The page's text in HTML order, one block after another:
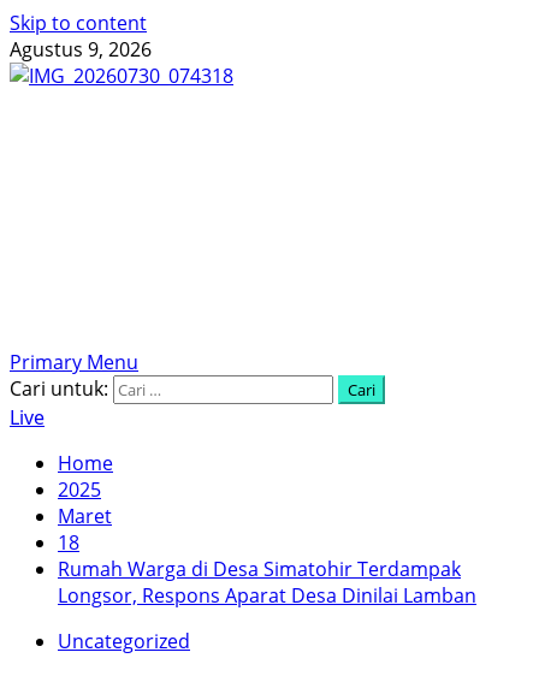
Skip to content
Agustus 9, 2026
Primary Menu
Cari untuk:
Live
Home
2025
Maret
18
Rumah Warga di Desa Simatohir Terdampak
Longsor, Respons Aparat Desa Dinilai Lamban
Uncategorized